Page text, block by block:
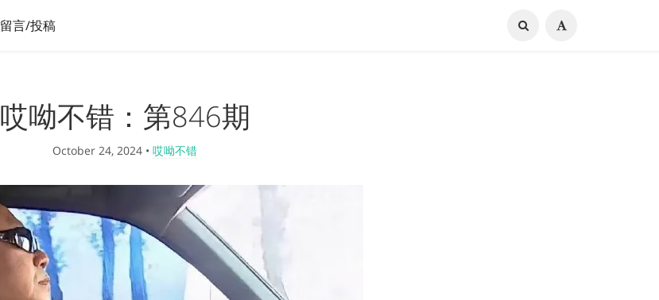
留言/投稿
哎呦不错：第846期
October 24, 2024 • 哎呦不错